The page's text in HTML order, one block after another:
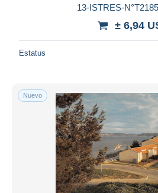
13-ISTRES-
± 6,94
Estatus
Nuevo